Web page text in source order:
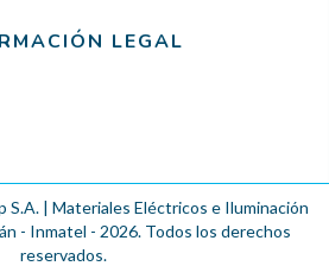
LEGAL
S.A. | Materiales Eléctricos e Iluminación
- Inmatel - 2026. Todos los derechos
reservados.